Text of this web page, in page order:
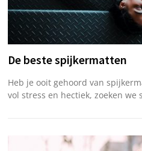
De beste spijkermatten
Heb je ooit gehoord van
vol stress en hectiek, zoeken we